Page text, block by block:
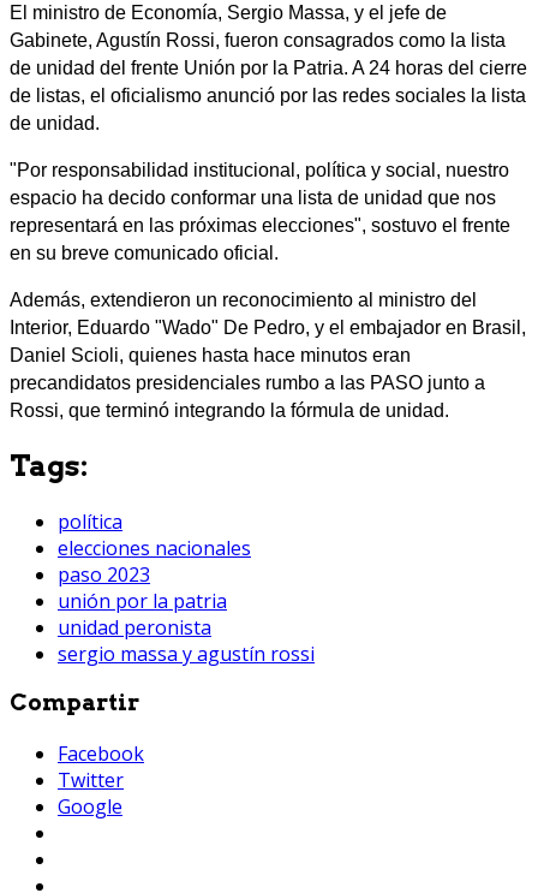
El ministro de Economía, Sergio Massa, y el jefe de
Gabinete, Agustín Rossi, fueron consagrados como la lista
de unidad del frente Unión por la Patria. A 24 horas del cierre
de listas, el oficialismo anunció por las redes sociales la lista
de unidad.
"Por responsabilidad institucional, política y social, nuestro
espacio ha decido conformar una lista de unidad que nos
representará en las próximas elecciones", sostuvo el frente
en su breve comunicado oficial.
Además, extendieron un reconocimiento al ministro del
Interior, Eduardo "Wado" De Pedro, y el embajador en Brasil,
Daniel Scioli, quienes hasta hace minutos eran
precandidatos presidenciales rumbo a las PASO junto a
Rossi, que terminó integrando la fórmula de unidad.
Tags:
política
elecciones nacionales
paso 2023
unión por la patria
unidad peronista
sergio massa y agustín rossi
Compartir
Facebook
Twitter
Google